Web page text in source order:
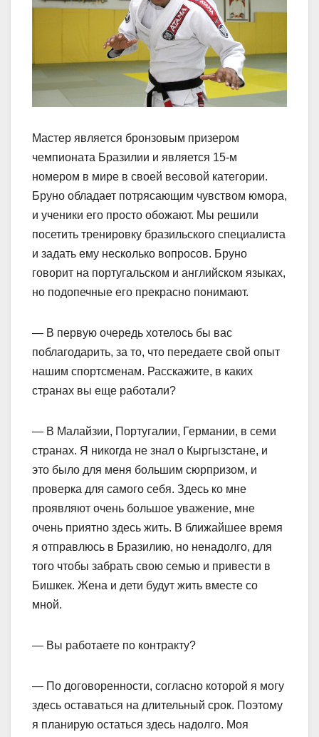
Мастер является бронзовым призером
чемпионата Бразилии и является 15-м
номером в мире в своей весовой категории.
Бруно обладает потрясающим чувством юмора,
и ученики его просто обожают. Мы решили
посетить тренировку бразильского специалиста
и задать ему несколько вопросов. Бруно
говорит на португальском и английском языках,
но подопечные его прекрасно понимают.
— В первую очередь хотелось бы вас
поблагодарить, за то, что передаете свой опыт
нашим спортсменам. Расскажите, в каких
странах вы еще работали?
— В Малайзии, Португалии, Германии, в семи
странах. Я никогда не знал о Кыргызстане, и
это было для меня большим сюрпризом, и
проверка для самого себя. Здесь ко мне
проявляют очень большое уважение, мне
очень приятно здесь жить. В ближайшее время
я отправлюсь в Бразилию, но ненадолго, для
того чтобы забрать свою семью и привести в
Бишкек. Жена и дети будут жить вместе со
мной.
— Вы работаете по контракту?
— По договоренности, согласно которой я могу
здесь оставаться на длительный срок. Поэтому
я планирую остаться здесь надолго. Моя